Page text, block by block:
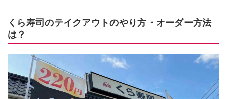
くら寿司のテイクアウトのやり方・オーダー方法
は？